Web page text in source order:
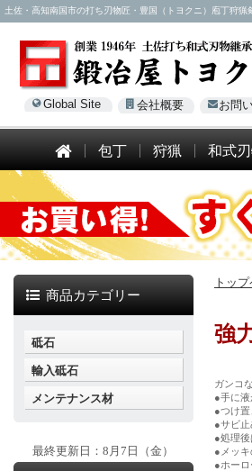
土佐・高知南国市の打ち刃物匠・豊国（トヨクニ）庖丁狩
Global Site 会社概要 お問
包丁 狩猟 和式
トッ
強
ガンコ
●手に
●つけ
●サビ
●処理
●メッキ
●ホー
商品カテゴリー
砥石
輸入砥石
メンテナンス材
最終更新日：8月7日（金）